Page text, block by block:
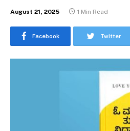
August 21, 2025 1 Min Read
Facebook Twitter